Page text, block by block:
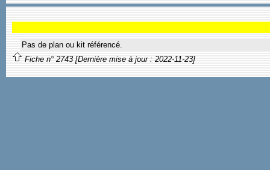
Pas de plan ou kit référencé.
Fiche n° 2743 [Dernière mise à jour : 2022-11-23]